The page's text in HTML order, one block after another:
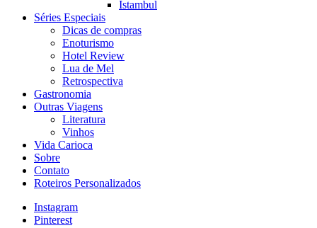
Istambul
Séries Especiais
Dicas de compras
Enoturismo
Hotel Review
Lua de Mel
Retrospectiva
Gastronomia
Outras Viagens
Literatura
Vinhos
Vida Carioca
Sobre
Contato
Roteiros Personalizados
Instagram
Pinterest